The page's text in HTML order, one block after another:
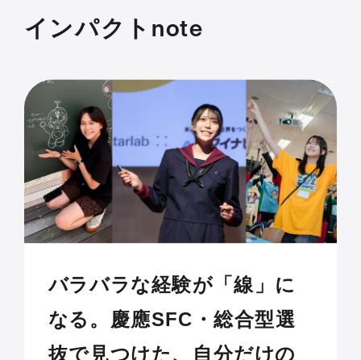
インパクトnote
バラバラな経験が「線」に
なる。慶應SFC・総合型選
抜で見つけた、自分だけの